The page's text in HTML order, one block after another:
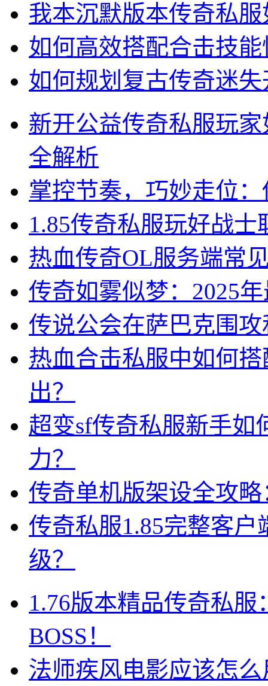
我本沉默版本传奇私
如何高效搭配合击技能
如何规划复古传奇迷
新开公益传奇私服玩
全解析
掌控节奏，巧妙走位
1.85传奇私服玩好战
热血传奇OL服务端常
传奇如雾似梦：2025
传说公会在萨巴克围
热血合击私服中如何
出？
超变sf传奇私服新手如
力？
传奇单机版架设全攻
传奇私服1.85完整客
级？
1.76版本精品传奇私
BOSS！
法师疾风电影应该怎么